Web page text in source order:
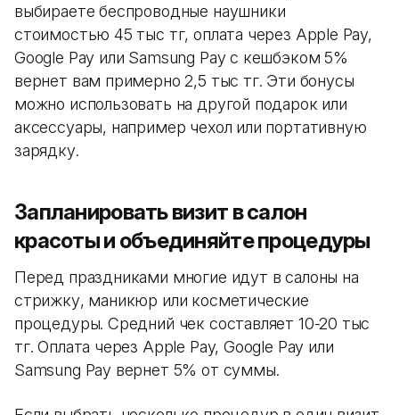
выбираете беспроводные наушники
стоимостью 45 тыс тг, оплата через Apple Pay,
Google Pay или Samsung Pay с кешбэком 5%
вернет вам примерно 2,5 тыс тг. Эти бонусы
можно использовать на другой подарок или
аксессуары, например чехол или портативную
зарядку.
Запланировать визит в салон
красоты и объединяйте процедуры
Перед праздниками многие идут в салоны на
стрижку, маникюр или косметические
процедуры. Средний чек составляет 10-20 тыс
тг. Оплата через Apple Pay, Google Pay или
Samsung Pay вернет 5% от суммы.